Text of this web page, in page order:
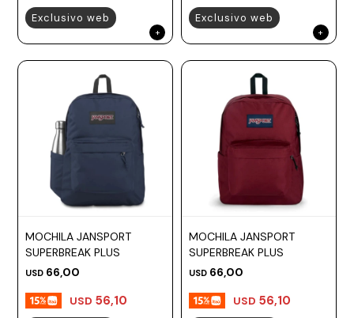
Exclusivo web Exclusivo web
MOCHILA JANSPORT
SUPERBREAK PLUS
USD 66,00
USD 56,10
MOCHILA JANSPORT
SUPERBREAK PLUS
USD 66,00
USD 56,10